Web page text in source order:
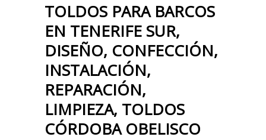
TOLDOS PARA BARCOS
EN TENERIFE SUR,
DISEÑO, CONFECCIÓN,
INSTALACIÓN,
REPARACIÓN,
LIMPIEZA, TOLDOS
CÓRDOBA OBELISCO